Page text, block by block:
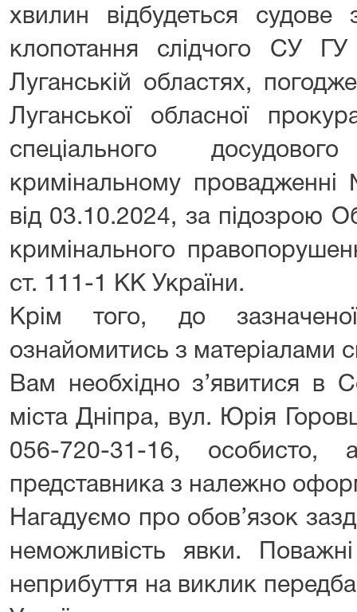
хвилин відбудеться судове
клопотання слідчого СУ
Луганській областях,
Луганської обласної
спеціального
кримінальному
від 03.10.2024, за підозрою
кримінального
ст. 111-1 КК України.
Крім того, до
ознайомитись з матеріалами
Вам необхідно з’явитися в
міста Дніпра, вул. Юрія
056-720-31-16, особисто,
представника з належно
Нагадуємо про обов’язок
неможливість явки.
неприбуття на виклик